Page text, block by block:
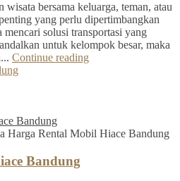
wisata bersama keluarga, teman, atau
yang perlu dipertimbangkan
mencari solusi transportasi yang
untuk kelompok besar, maka
Continue reading
Bandung
Harga Rental Mobil Hiace Bandung
Bandung